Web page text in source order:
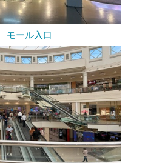
モール入口